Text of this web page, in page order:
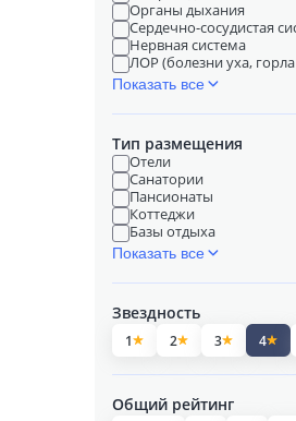
Органы дыхания
Сердечно-сосудистая
Нервная система
ЛОР (болезни уха,
Показать все
Тип размещения
Отели
Санатории
Пансионаты
Коттеджи
Базы отдыха
Показать все
Звездность
1 2 3 4
Общий рейтинг